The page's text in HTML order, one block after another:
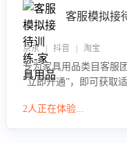
客服模拟接
京东 | 抖音 | 淘宝
专为家具用品类目客服
“立即开通”，即可获取
参数咨询等高频场景下
2人正在体验...